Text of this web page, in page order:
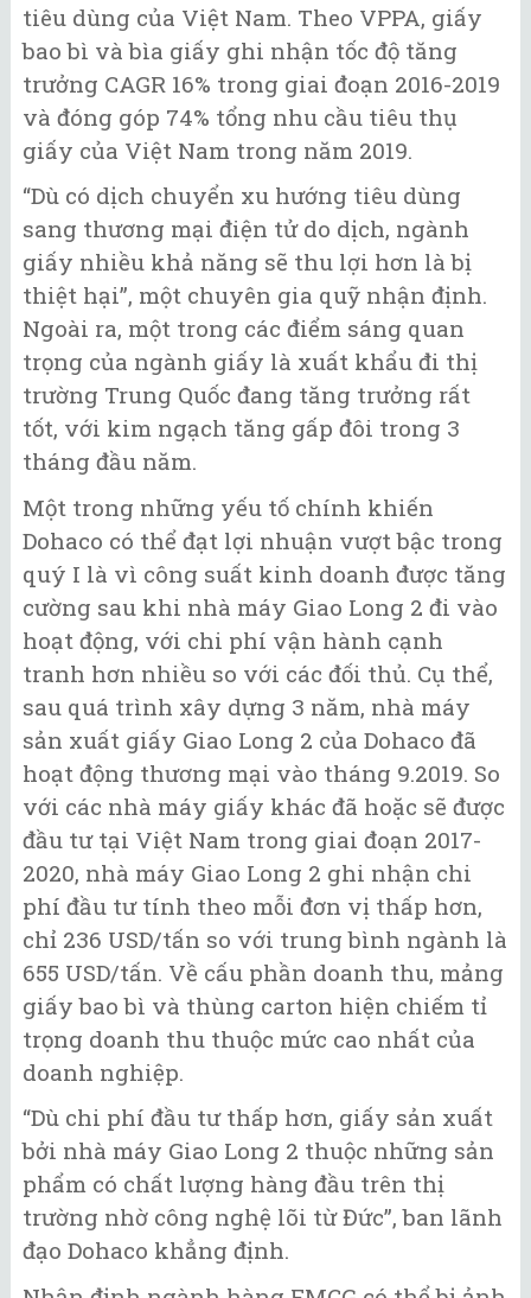
tiêu dùng của Việt Nam. Theo VPPA, giấy
bao bì và bìa giấy ghi nhận tốc độ tăng
trưởng CAGR 16% trong giai đoạn 2016-2019
và đóng góp 74% tổng nhu cầu tiêu thụ
giấy của Việt Nam trong năm 2019.
“Dù có dịch chuyển xu hướng tiêu dùng
sang thương mại điện tử do dịch, ngành
giấy nhiều khả năng sẽ thu lợi hơn là bị
thiệt hại”, một chuyên gia quỹ nhận định.
Ngoài ra, một trong các điểm sáng quan
trọng của ngành giấy là xuất khẩu đi thị
trường Trung Quốc đang tăng trưởng rất
tốt, với kim ngạch tăng gấp đôi trong 3
tháng đầu năm.
Một trong những yếu tố chính khiến
Dohaco có thể đạt lợi nhuận vượt bậc trong
quý I là vì công suất kinh doanh được tăng
cường sau khi nhà máy Giao Long 2 đi vào
hoạt động, với chi phí vận hành cạnh
tranh hơn nhiều so với các đối thủ. Cụ thể,
sau quá trình xây dựng 3 năm, nhà máy
sản xuất giấy Giao Long 2 của Dohaco đã
hoạt động thương mại vào tháng 9.2019. So
với các nhà máy giấy khác đã hoặc sẽ được
đầu tư tại Việt Nam trong giai đoạn 2017-
2020, nhà máy Giao Long 2 ghi nhận chi
phí đầu tư tính theo mỗi đơn vị thấp hơn,
chỉ 236 USD/tấn so với trung bình ngành là
655 USD/tấn. Về cấu phần doanh thu, mảng
giấy bao bì và thùng carton hiện chiếm tỉ
trọng doanh thu thuộc mức cao nhất của
doanh nghiệp.
“Dù chi phí đầu tư thấp hơn, giấy sản xuất
bởi nhà máy Giao Long 2 thuộc những sản
phẩm có chất lượng hàng đầu trên thị
trường nhờ công nghệ lõi từ Đức”, ban lãnh
đạo Dohaco khẳng định.